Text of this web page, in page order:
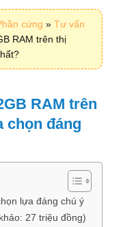
cứng » Tư vấn
RAM trên thị
RAM trên
đáng
lựa đáng chú ý
27 triệu đồng)